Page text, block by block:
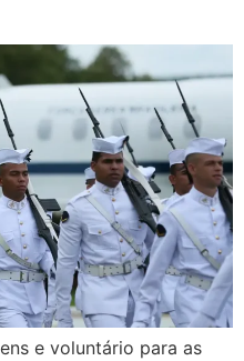
e voluntário para as